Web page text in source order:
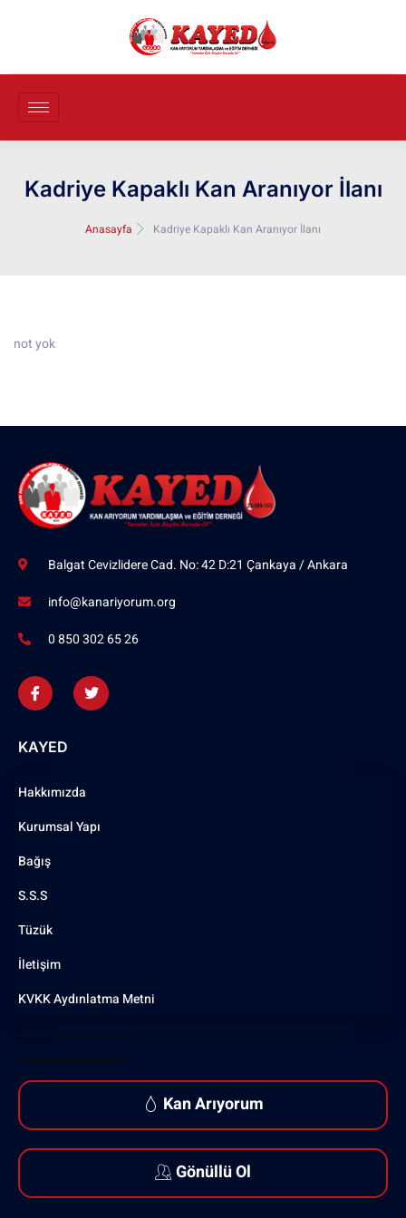
Kadriye Kapaklı Kan Aranıyor İlanı
Anasayfa Kadriye Kapaklı Kan Aranıyor İlanı
not yok
Balgat Cevizlidere Cad. No: 42 D:21 Çankaya / Ankara
info@kanariyorum.org
0 850 302 65 26
KAYED
Hakkımızda
Kurumsal Yapı
Bağış
S.S.S
Tüzük
İletişim
KVKK Aydınlatma Metni
Kan Arıyorum
Gönüllü Ol